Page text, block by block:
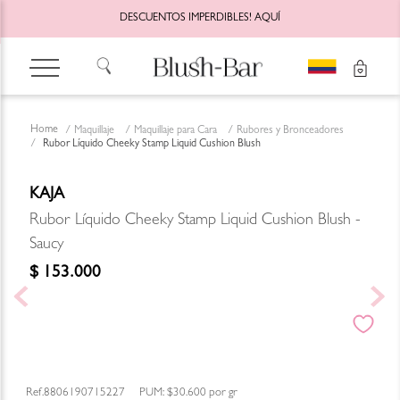
DESCUENTOS IMPERDIBLES! AQUÍ
Maquillaje Maquillaje para Cara
Rubores y Bronceadores
Rubor Líquido Cheeky Stamp Liquid Cushion Blush
KAJA
Rubor Líquido Cheeky Stamp Liquid Cushion Blush -
Saucy
$ 153.000
8806190715227 PUM: $30.600 por gr